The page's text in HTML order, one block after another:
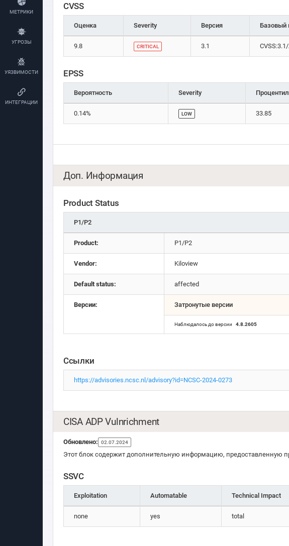
МЕТРИКИ
УГРОЗЫ
УЯЗВИМОСТИ
ИНТЕГРАЦИИ
CVSS
Оценка Severity Версия Базовый
9.8 CRITICAL 3.1
EPSS
Вероятность Severity
0.14% LOW 33.85
Доп. Информация
Product Status
P1/P2
Product: P1/P2
Vendor: Kiloview
Default status: affected
Версии: Затронутые версии
Наблюдалось до версии 4.8.2605
Ссылки
https://advisories.ncsc.nl/advisory?id=NCSC-2024-0273
CISA ADP Vulnrichment
Обновлено: 02.07.2024
Этот блок содержит дополнительную информацию, предоставленную
SSVC
Exploitation Automatable Technical Impact
none yes total